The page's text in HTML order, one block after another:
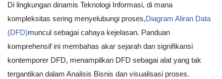
Di lingkungan dinamis Teknologi Informasi, di mana
kompleksitas sering menyelubungi proses,Diagram Aliran Data
(DFD)muncul sebagai cahaya kejelasan. Panduan
komprehensif ini membahas akar sejarah dan signifikansi
kontemporer DFD, menampilkan DFD sebagai alat yang tak
tergantikan dalam Analisis Bisnis dan visualisasi proses.